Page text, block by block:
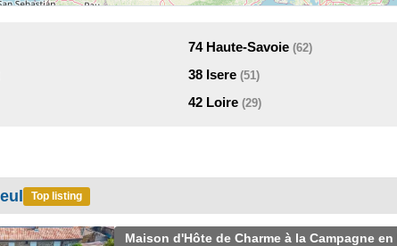
74 Haute-Savoie(62)
38 Isere(51)
42 Loire(29)
Top listing
Maison d'Hôte de Charme à la Campagne